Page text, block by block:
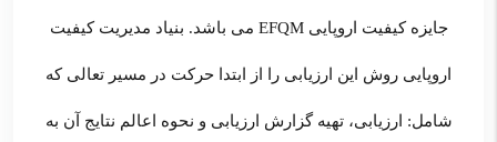
جایزه کیفیت اروپایی EFQM می باشد. بنیاد مدیریت کیفیت
اروپایی روش این ارزیابی را از ابتدا حرکت در مسیر تعالی که
شامل: ارزیابی، تهیه گزارش ارزیابی و نحوه اعالم نتایج آن به